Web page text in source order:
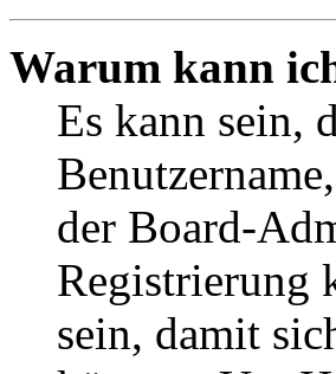
Warum kann
Es kann sein,
der Board-
Registrierung
sein, damit